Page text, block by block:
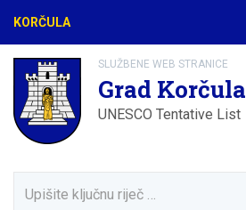
KORČULA
SLUŽBENE WEB STRANICE
Grad Korčula
UNESCO Tentative List